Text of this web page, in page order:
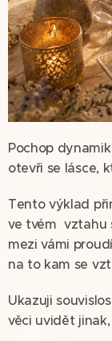
Pochop
otevři se lásce,
Tento výklad
ve tvém vztahu
mezi vámi
na to kam se
Ukazuji
věci uvidět